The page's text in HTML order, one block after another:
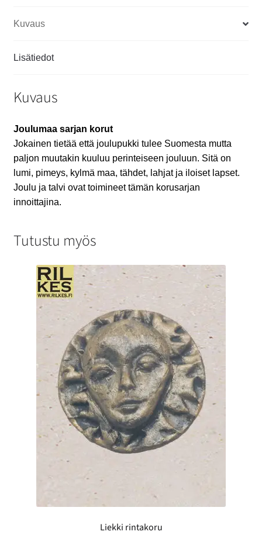
Kuvaus
Lisätiedot
Kuvaus
Joulumaa sarjan korut
Jokainen tietää että joulupukki tulee Suomesta mutta
paljon muutakin kuuluu perinteiseen jouluun. Sitä on
lumi, pimeys, kylmä maa, tähdet, lahjat ja iloiset lapset.
Joulu ja talvi ovat toimineet tämän korusarjan
innoittajina.
Tutustu myös
Liekki rintakoru